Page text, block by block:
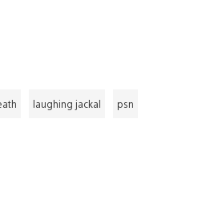
laughing jackal psn